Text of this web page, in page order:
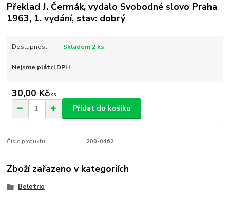
Překlad J. Čermák, vydalo Svobodné slovo Praha
1963, 1. vydání, stav: dobrý
Dostupnost Skladem 2 ks
Nejsme plátci DPH
30,00 Kč/ks
Přidat do košíku
Číslo produktu: 200-0462
Zboží zařazeno v kategoriích
Beletrie